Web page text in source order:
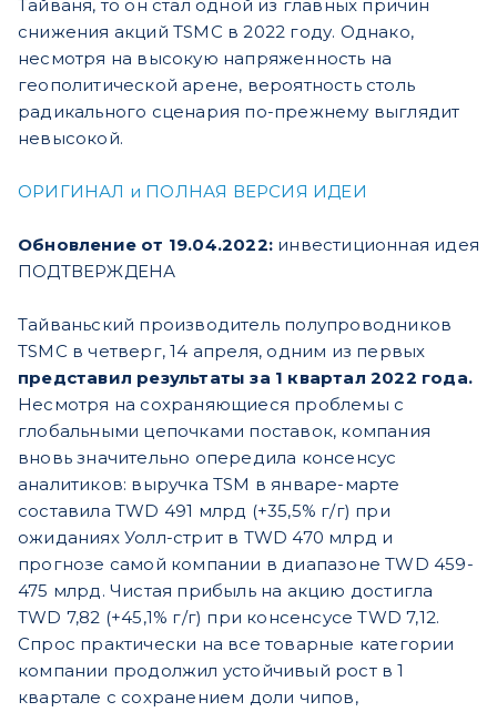
Тайваня, то он стал одной из главных причин
снижения акций TSMC в 2022 году. Однако,
несмотря на высокую напряженность на
геополитической арене, вероятность столь
радикального сценария по-прежнему выглядит
невысокой.
ОРИГИНАЛ и ПОЛНАЯ ВЕРСИЯ ИДЕИ
Обновление от 19.04.2022: инвестиционная идея
ПОДТВЕРЖДЕНА
Тайваньский производитель полупроводников
TSMC в четверг, 14 апреля, одним из первых
представил результаты за 1 квартал 2022 года.
Несмотря на сохраняющиеся проблемы с
глобальными цепочками поставок, компания
вновь значительно опередила консенсус
аналитиков: выручка TSM в январе-марте
составила TWD 491 млрд (+35,5% г/г) при
ожиданиях Уолл-стрит в TWD 470 млрд и
прогнозе самой компании в диапазоне TWD 459-
475 млрд. Чистая прибыль на акцию достигла
TWD 7,82 (+45,1% г/г) при консенсусе TWD 7,12.
Спрос практически на все товарные категории
компании продолжил устойчивый рост в 1
квартале с сохранением доли чипов,